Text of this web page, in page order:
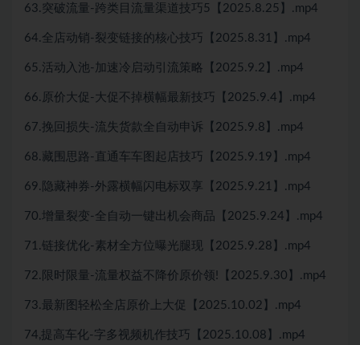
63.突破流量-跨类目流量渠道技巧5【2025.8.25】.mp4
64.全店动销-裂变链接的核心技巧【2025.8.31】.mp4
65.活动入池-加速冷启动引流策略【2025.9.2】.mp4
66.原价大促-大促不掉横幅最新技巧【2025.9.4】.mp4
67.挽回损失-流失货款全自动申诉【2025.9.8】.mp4
68.藏围思路-直通车车图起店技巧【2025.9.19】.mp4
69.隐藏神券-外露横幅闪电标双享【2025.9.21】.mp4
70.增量裂变-全自动一键出机会商品【2025.9.24】.mp4
71.链接优化-素材全方位曝光腿现【2025.9.28】.mp4
72.限时限量-流量权益不降价原价领!【2025.9.30】.mp4
73.最新图轻松全店原价上大促【2025.10.02】.mp4
74,提高车化-字多视频机作技巧【2025.10.08】.mp4